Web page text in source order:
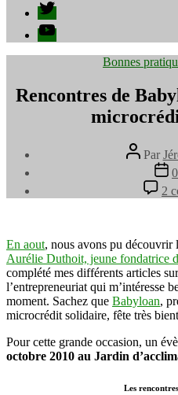
Twitter
YouTube
Bonnes
Rencontres de
Auteur
de
l’article
Par
Date
de
2
En aout, nous avons pu découvrir l
Aurélie Duthoit, jeune fondatrice
complété mes différents articles
l’entrepreneuriat qui m’intéresse
moment. Sachez que Babyloan,
microcrédit solidaire, fête très
Pour cette grande occasion, un
octobre 2010 au Jardin
Les